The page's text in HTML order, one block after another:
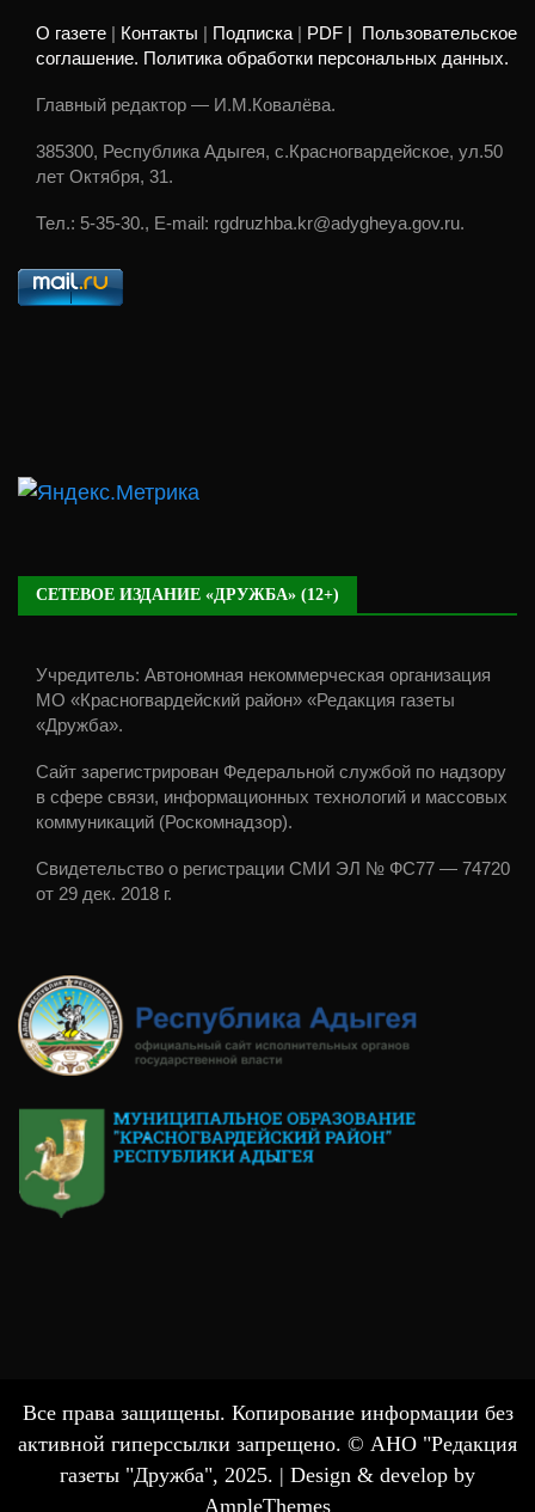
О газете Контакты Подписка PDF |
Пользовательское
соглашение. Политика обработки персональных данных.
Главный редактор — И.М.Ковалёва.
385300, Республика Адыгея, с.Красногвардейское, ул.50
лет Октября, 31.
Тел.: 5-35-30., E-mail: rgdruzhba.kr@adygheya.gov.ru.
СЕТЕВОЕ ИЗДАНИЕ «ДРУЖБА» (12+)
Учредитель: Автономная некоммерческая организация
МО «Красногвардейский район» «Редакция газеты
«Дружба».
Сайт зарегистрирован Федеральной службой по надзору
в сфере связи, информационных технологий и массовых
коммуникаций (Роскомнадзор).
Свидетельство о регистрации СМИ ЭЛ № ФС77 — 74720
от 29 дек. 2018 г.
Все права защищены. Копирование информации без
активной гиперссылки запрещено. © АНО "Редакция
газеты "Дружба", 2025. | Design & develop by
AmpleThemes